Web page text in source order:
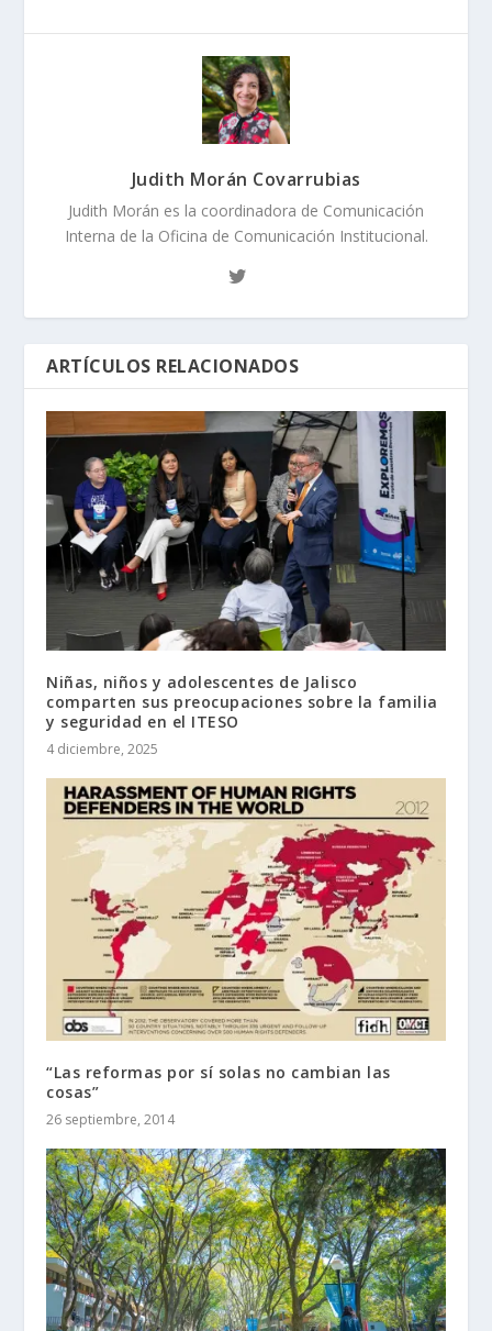
Judith Morán Covarrubias
Judith Morán es la coordinadora de Comunicación
Interna de la Oficina de Comunicación Institucional.
ARTÍCULOS RELACIONADOS
Niñas, niños y adolescentes de Jalisco
comparten sus preocupaciones sobre la familia
y seguridad en el ITESO
4 diciembre, 2025
“Las reformas por sí solas no cambian las
cosas”
26 septiembre, 2014